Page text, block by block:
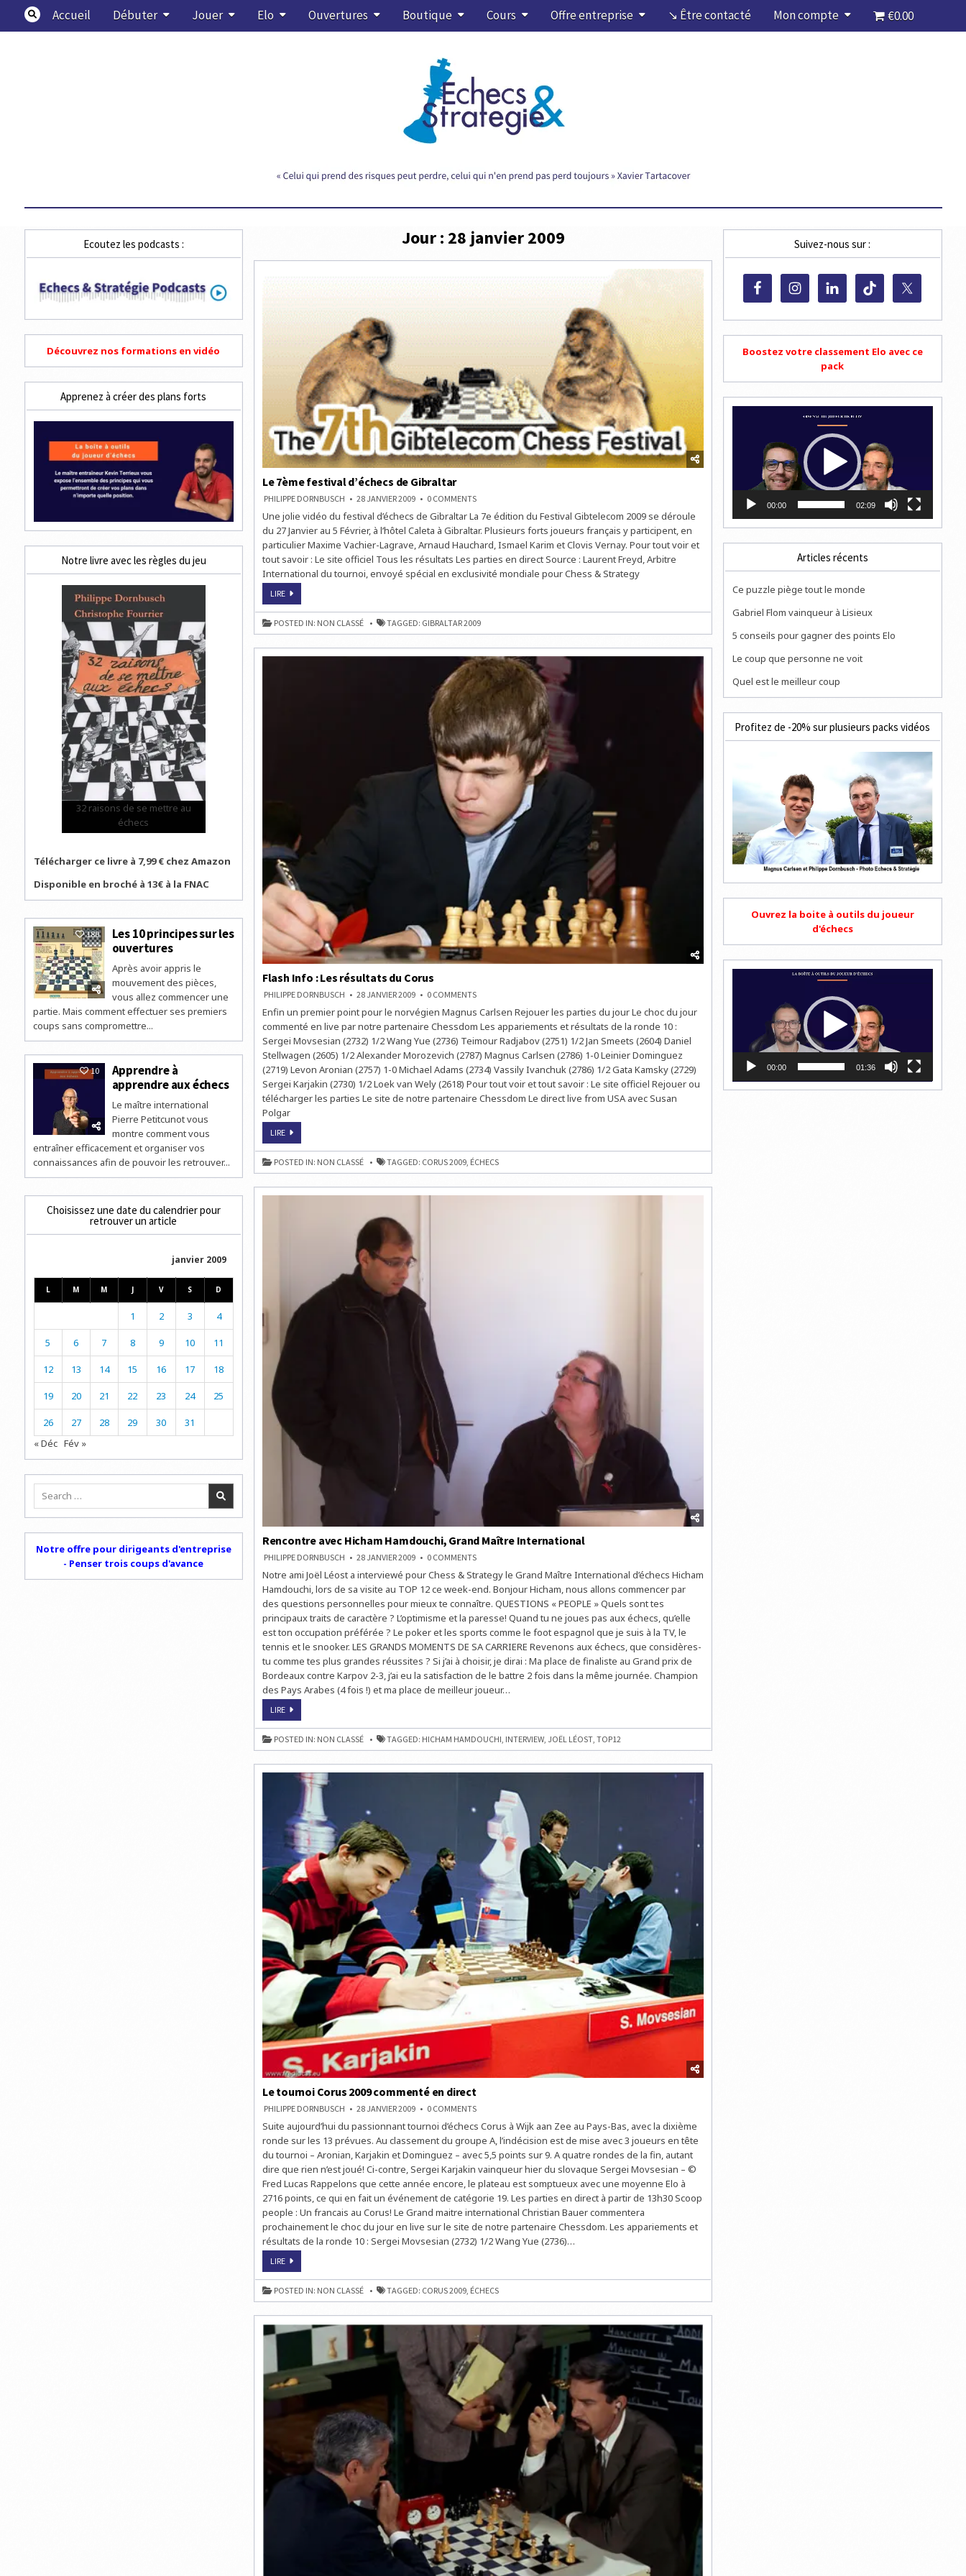
content
Accueil Débuter Jouer Elo Ouvertures Boutique Cours Offre entreprise ↘ Être contacté Mon compte €0.00
Jour : 28 janvier 2009
Le 7ème festival d’échecs de Gibraltar
PHILIPPE DORNBUSCH 28 JANVIER 2009 0 COMMENTSON
7ÈME
D’ÉCHECS
DE
GIBRALTAR
Une jolie vidéo du festival d’échecs de Gibraltar La 7e édition du Festival Gibtelecom 2009 se déroule
du 27 Janvier au 5 Février, à l’hôtel Caleta à Gibraltar. Plusieurs forts joueurs français y participent, en
particulier Maxime Vachier-Lagrave, Arnaud Hauchard, Ismael Karim et Clovis Vernay. Pour tout voir et
tout savoir : Le site officiel Tous les résultats Les parties en direct Source : Laurent Freyd, Arbitre
International du tournoi, envoyé spécial en exclusivité mondiale pour Chess & Strategy
LIRELE
FESTIVAL
D’ÉCHECS
DE
GIBRALTAR
POSTED IN: NON CLASSÉ TAGGED: GIBRALTAR 2009
Flash Info : Les résultats du Corus
PHILIPPE DORNBUSCH 28 JANVIER 2009 0 COMMENTSON
INFO
LES
RÉSULTATS
DU
CORUS
Enfin un premier point pour le norvégien Magnus Carlsen Rejouer les parties du jour Le choc du jour
commenté en live par notre partenaire Chessdom Les appariements et résultats de la ronde 10 :
Sergei Movsesian (2732) 1/2 Wang Yue (2736) Teimour Radjabov (2751) 1/2 Jan Smeets (2604) Daniel
Stellwagen (2605) 1/2 Alexander Morozevich (2787) Magnus Carlsen (2786) 1-0 Leinier Dominguez
(2719) Levon Aronian (2757) 1-0 Michael Adams (2734) Vassily Ivanchuk (2786) 1/2 Gata Kamsky (2729)
Sergei Karjakin (2730) 1/2 Loek van Wely (2618) Pour tout voir et tout savoir : Le site officiel Rejouer ou
télécharger les parties Le site de notre partenaire Chessdom Le direct live from USA avec Susan
Polgar
LIREFLASH
:
LES
RÉSULTATS
DU
POSTED IN: NON CLASSÉ TAGGED: CORUS 2009, ÉCHECS
Rencontre avec Hicham Hamdouchi, Grand Maître International
PHILIPPE DORNBUSCH 28 JANVIER 2009 0 COMMENTSON
AVEC
HICHAM
HAMDOUCHI,
GRAND
MAÎTRE
INTERNATIONAL
Notre ami Joël Léost a interviewé pour Chess & Strategy le Grand Maître International d’échecs Hicham
Hamdouchi, lors de sa visite au TOP 12 ce week-end. Bonjour Hicham, nous allons commencer par
des questions personnelles pour mieux te connaître. QUESTIONS « PEOPLE » Quels sont tes
principaux traits de caractère ? L’optimisme et la paresse! Quand tu ne joues pas aux échecs, qu’elle
est ton occupation préférée ? Le poker et les sports comme le foot espagnol que je suis à la TV, le
tennis et le snooker. LES GRANDS MOMENTS DE SA CARRIERE Revenons aux échecs, que considères-
tu comme tes plus grandes réussites ? Si j’ai à choisir, je dirai : Ma place de finaliste au Grand prix de
Bordeaux contre Karpov 2-3, j’ai eu la satisfaction de le battre 2 fois dans la même journée. Champion
des Pays Arabes (4 fois !) et ma place de meilleur joueur…
LIRERENCONTRE
HICHAM
HAMDOUCHI,
GRAND
MAÎTRE
POSTED IN: NON CLASSÉ TAGGED: HICHAM HAMDOUCHI INTERVIEW, JOËL LÉOST, TOP12
Le tournoi Corus 2009 commenté en direct
PHILIPPE DORNBUSCH 28 JANVIER 2009 0 COMMENTSON
TOURNOI
2009
COMMENTÉ
EN
DIRECT
Suite aujourd’hui du passionnant tournoi d’échecs Corus à Wijk aan Zee au Pays-Bas, avec la dixième
ronde sur les 13 prévues. Au classement du groupe A, l’indécision est de mise avec 3 joueurs en tête
du tournoi – Aronian, Karjakin et Dominguez – avec 5,5 points sur 9. A quatre rondes de la fin, autant
dire que rien n’est joué! Ci-contre, Sergei Karjakin vainqueur hier du slovaque Sergei Movsesian – ©
Fred Lucas Rappelons que cette année encore, le plateau est somptueux avec une moyenne Elo à
2716 points, ce qui en fait un événement de catégorie 19. Les parties en direct à partir de 13h30 Scoop
people : Un francais au Corus! Le Grand maitre international Christian Bauer commentera
prochainement le choc du jour en live sur le site de notre partenaire Chessdom. Les appariements et
résultats de la ronde 10 : Sergei Movsesian (2732) 1/2 Wang Yue (2736)…
LIRELE
CORUS
2009
COMMENTÉ
EN
POSTED IN: NON CLASSÉ TAGGED: CORUS 2009, ÉCHECS
Ecoutez les podcasts :
Découvrez nos formations en vidéo
Apprenez à créer des plans forts
Notre livre avec les règles du jeu
32 raisons de se mettre au
échecs
Télécharger ce livre à 7,99 € chez Amazon
Disponible en broché à 13€ à la FNAC
180
Les 10 principes sur les
ouvertures
Après avoir appris le
mouvement des pièces,
vous allez commencer une
partie. Mais comment effectuer ses premiers
coups sans compromettre...
10
Apprendre à
apprendre aux échecs
Le maître international
Pierre Petitcunot vous
montre comment vous
entraîner efficacement et organiser vos
connaissances afin de pouvoir les retrouver...
Choisissez une date du calendrier pour
retrouver un article
janvier 2009
L M M J V S D
1 2 3 4
5 6 7 8 9 10 11
12 13 14 15 16 17 18
19 20 21 22 23 24 25
26 27 28 29 30
31
« Déc Fév »
Search
Notre offre pour dirigeants d'entreprise
- Penser trois coups d'avance
Suivez-nous sur :
Boostez votre classement Elo avec ce
pack
00:00 02:09
Articles récents
Ce puzzle piège tout le monde
Gabriel Flom vainqueur à Lisieux
5 conseils pour gagner des points Elo
Le coup que personne ne voit
Quel est le meilleur coup
Profitez de -20% sur plusieurs packs vidéos
Ouvrez la boite à outils du joueur
d'échecs
00:00 01:36